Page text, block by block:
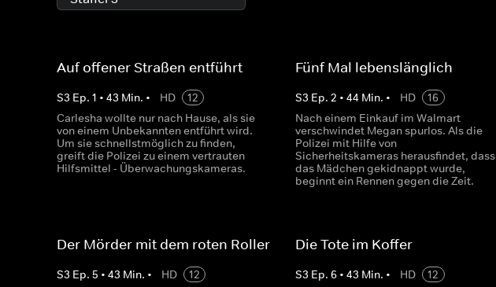
Auf offener Straßen entführt
S3 Ep. 1 • 43 Min. • HD
12
Carlesha wollte nur nach Hause, als sie
von einem Unbekannten entführt wird.
Um sie schnellstmöglich zu finden,
greift die Polizei zu einem vertrauten
Hilfsmittel - Überwachungskameras.
Fünf Mal lebenslänglich
S3 Ep.2 •44 Min. • HD
16
Nach einem Einkauf im Walmart
verschwindet Megan spurlos. Als die
Polizei mit Hilfe von
Sicherheitskameras herausfindet, dass
das Mädchen gekidnappt wurde,
beginnt ein Rennen gegen die Zeit.
Der Mörder mit dem roten Roller
S3 Ep. 5 • 43 Min. • HD
12
Die Tote im Koffer
S3 Ep.6 •43 Min. • HD
12